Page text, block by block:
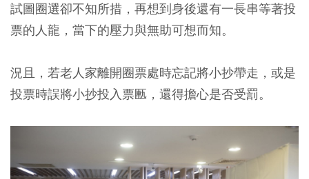
試圖圈選卻不知所措，再想到身後還有一長串等著投
票的人龍，當下的壓力與無助可想而知。
況且，若老人家離開圈票處時忘記將小抄帶走，或是
投票時誤將小抄投入票匭，還得擔心是否受罰。